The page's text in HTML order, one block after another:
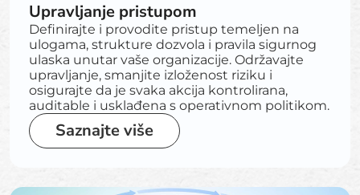
Upravljanje pristupom
Definirajte i provodite pristup temeljen na
ulogama, strukture dozvola i pravila sigurnog
ulaska unutar vaše organizacije. Održavajte
upravljanje, smanjite izloženost riziku i
osigurajte da je svaka akcija kontrolirana,
auditable i usklađena s operativnom politikom.
Saznajte više